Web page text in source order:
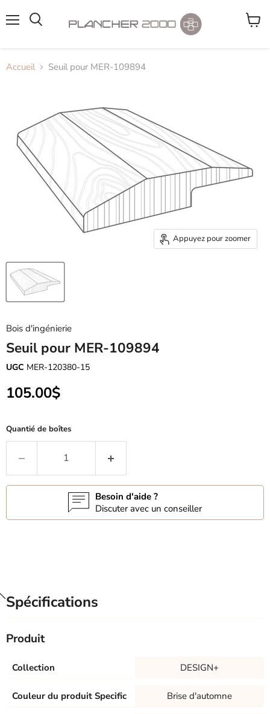
Accueil Seuil pour MER-109894
Appuyez pour zoomer
Bois d'ingénierie
Seuil pour MER-109894
UGC MER-120380-15
Prix actuel
105.00$
Quantié de boîtes
Besoin d'aide ?
Discuter avec un conseiller
Spécifications
Produit
Collection DESIGN+
Couleur du produit Specific Brise d'automne